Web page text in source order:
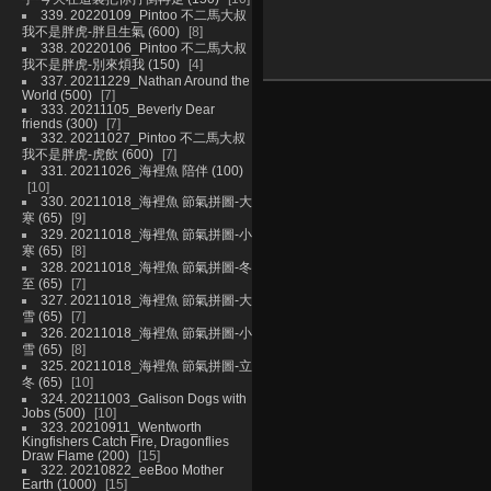
339. 20220109_Pintoo 不二馬大叔
我不是胖虎-胖且生氣 (600)
8
338. 20220106_Pintoo 不二馬大叔
我不是胖虎-別來煩我 (150)
4
337. 20211229_Nathan Around the
World (500)
7
333. 20211105_Beverly Dear
friends (300)
7
332. 20211027_Pintoo 不二馬大叔
我不是胖虎-虎飲 (600)
7
331. 20211026_海裡魚 陪伴 (100)
10
330. 20211018_海裡魚 節氣拼圖-大
寒 (65)
9
329. 20211018_海裡魚 節氣拼圖-小
寒 (65)
8
328. 20211018_海裡魚 節氣拼圖-冬
至 (65)
7
327. 20211018_海裡魚 節氣拼圖-大
雪 (65)
7
326. 20211018_海裡魚 節氣拼圖-小
雪 (65)
8
325. 20211018_海裡魚 節氣拼圖-立
冬 (65)
10
324. 20211003_Galison Dogs with
Jobs (500)
10
323. 20210911_Wentworth
Kingfishers Catch Fire, Dragonflies
Draw Flame (200)
15
322. 20210822_eeBoo Mother
Earth (1000)
15